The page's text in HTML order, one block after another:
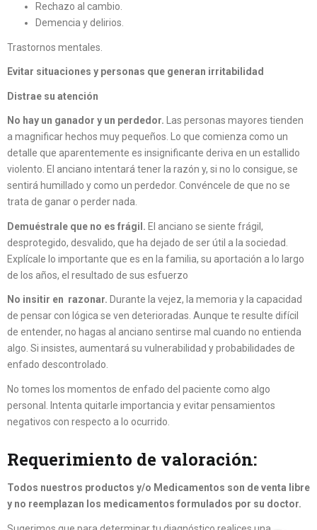
Rechazo al cambio.
Demencia y delirios.
Trastornos mentales.
Evitar situaciones y personas que generan irritabilidad
Distrae su atención
No hay un ganador y un perdedor. Las personas mayores tienden
a magnificar hechos muy pequeños. Lo que comienza como un
detalle que aparentemente es insignificante deriva en un estallido
violento. El anciano intentará tener la razón y, si no lo consigue, se
sentirá humillado y como un perdedor. Convéncele de que no se
trata de ganar o perder nada.
Demuéstrale que no es frágil. El anciano se siente frágil,
desprotegido, desvalido, que ha dejado de ser útil a la sociedad.
Explícale lo importante que es en la familia, su aportación a lo largo
de los años, el resultado de sus esfuerzo
No insitir en razonar. Durante la vejez, la memoria y la capacidad
de pensar con lógica se ven deterioradas. Aunque te resulte difícil
de entender, no hagas al anciano sentirse mal cuando no entienda
algo. Si insistes, aumentará su vulnerabilidad y probabilidades de
enfado descontrolado.
No tomes los momentos de enfado del paciente como algo
personal. Intenta quitarle importancia y evitar pensamientos
negativos con respecto a lo ocurrido.
Requerimiento de valoración:
Todos nuestros productos y/o Medicamentos son de venta libre
y no reemplazan los medicamentos formulados por su doctor.